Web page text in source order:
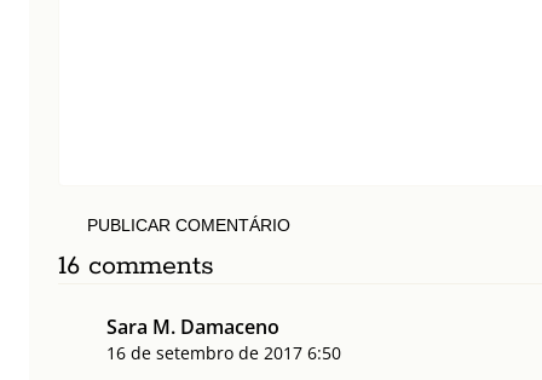
PUBLICAR COMENTÁRIO
16 comments
Sara M. Damaceno
16 de setembro de 2017 6:50